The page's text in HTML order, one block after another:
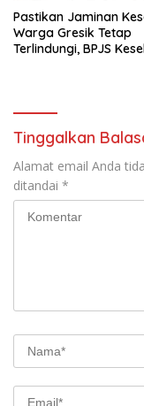
Pastikan Jaminan
Warga Gresik Tetap
Terlindungi, BPJS
Tinggalkan
Alamat email Anda
ditandai *